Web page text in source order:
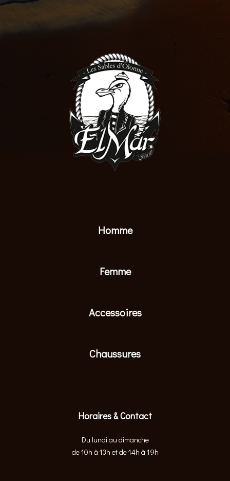
Homme
Femme
Accessoires
Chaussures
Horaires & Contact
Du lundi au dimanche
de 10h à 13h et de 14h à 19h